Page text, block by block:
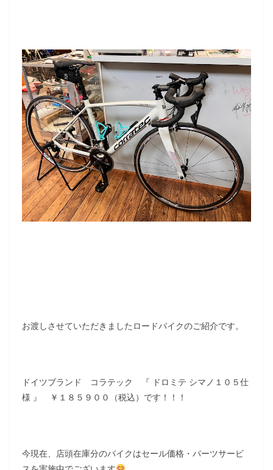
お渡しさせていただきましたロードバイクのご紹介です。
ドイツブランド コラテック 『 ドロミテ シマノ１０５仕
様 』 ￥１８５９００（税込）です！！！
今現在、店頭在庫分のバイクはセール価格・パーツサービ